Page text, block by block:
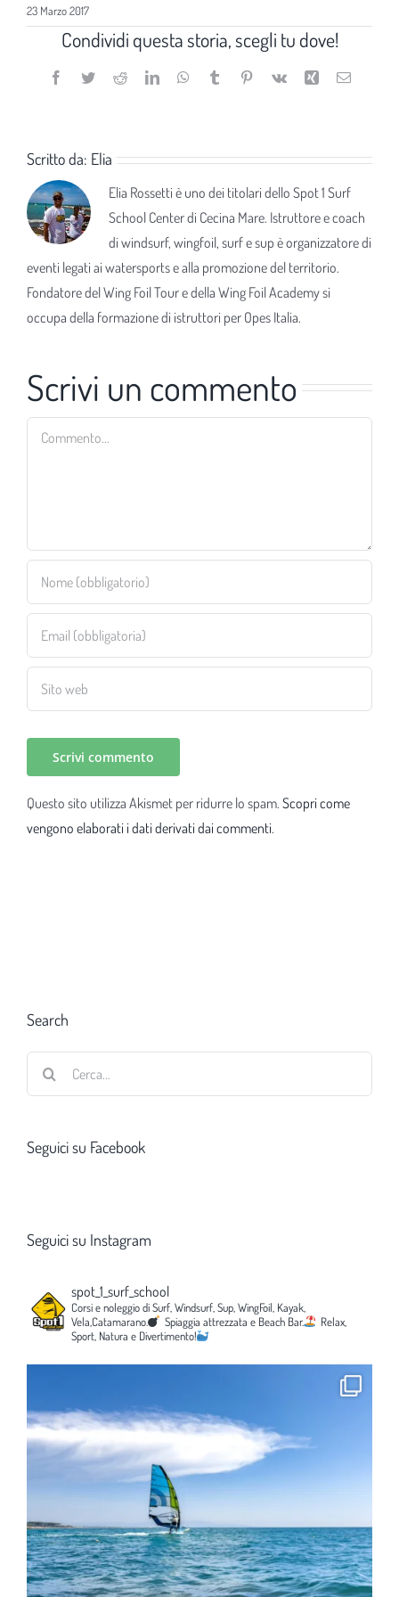
23 Marzo 2017
Condividi questa storia, scegli tu dove!
Facebook
TwitterRedditLinkedInWhatsApp
TumblrPinterest
Vk Xing Email
Scritto da: Elia
Elia Rossetti è uno dei titolari dello Spot 1 Surf
School Center di Cecina Mare. Istruttore e coach
di windsurf, wingfoil, surf e sup è organizzatore di
eventi legati ai watersports e alla promozione del territorio.
Fondatore del Wing Foil Tour e della Wing Foil Academy si
occupa della formazione di istruttori per Opes Italia.
Scrivi un commento
Commento
Questo sito utilizza Akismet per ridurre lo spam. Scopri come
vengono elaborati i dati derivati dai commenti.
Search
Seguici su Facebook
Seguici su Instagram
spot_1_surf_school
Corsi e noleggio di Surf, Windsurf, Sup, WingFoil, Kayak,
Vela,Catamarano.
Spiaggia attrezzata e Beach Bar.
Relax,
Sport, Natura e Divertimento!